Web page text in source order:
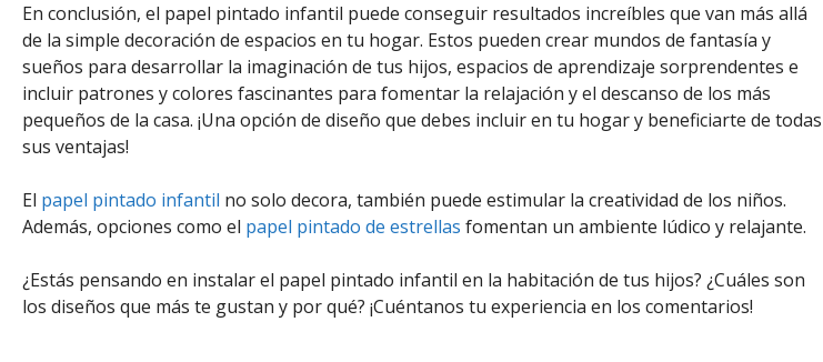
En conclusión, el papel pintado infantil puede conseguir resultados increíbles que van más allá
de la simple decoración de espacios en tu hogar. Estos pueden crear mundos de fantasía y
sueños para desarrollar la imaginación de tus hijos, espacios de aprendizaje sorprendentes e
incluir patrones y colores fascinantes para fomentar la relajación y el descanso de los más
pequeños de la casa. ¡Una opción de diseño que debes incluir en tu hogar y beneficiarte de todas
sus ventajas!
El papel pintado infantil no solo decora, también puede estimular la creatividad de los niños.
Además, opciones como el papel pintado de estrellas fomentan un ambiente lúdico y relajante.
¿Estás pensando en instalar el papel pintado infantil en la habitación de tus hijos? ¿Cuáles son
los diseños que más te gustan y por qué? ¡Cuéntanos tu experiencia en los comentarios!